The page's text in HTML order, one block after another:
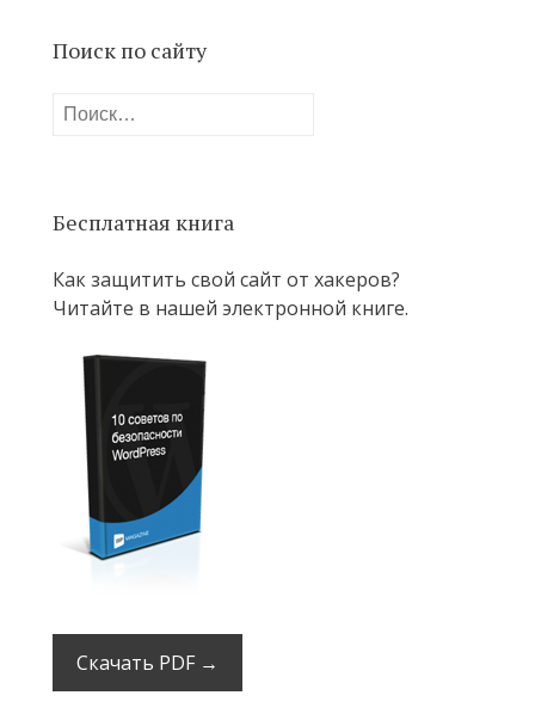
Поиск по сайту
Найти:
Бесплатная книга
Как защитить свой сайт от хакеров?
Читайте в нашей электронной книге.
Скачать PDF →